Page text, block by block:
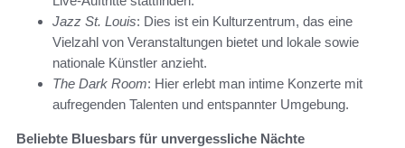
Jazz St. Louis: Dies ist ein Kulturzentrum, das eine
Vielzahl von Veranstaltungen bietet und lokale sowie
nationale Künstler anzieht.
The Dark Room: Hier erlebt man intime Konzerte mit
aufregenden Talenten und entspannter Umgebung.
Beliebte Bluesbars für unvergessliche Nächte